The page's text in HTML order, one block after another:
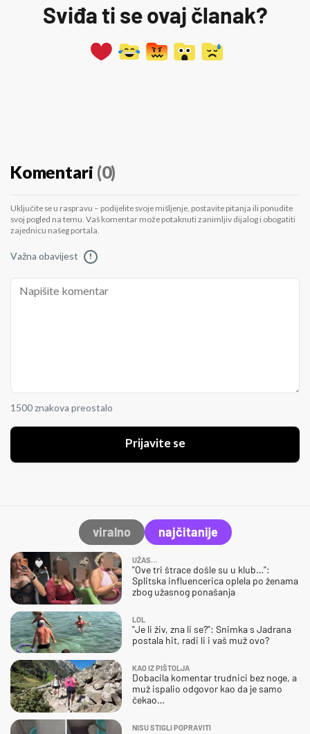
Sviđa ti se ovaj članak?
Komentari (0)
Uključite se u raspravu – podijelite svoje mišljenje, postavite pitanja ili ponudite
svoj pogled na temu. Vaš komentar može potaknuti zanimljiv dijalog i obogatiti
zajednicu našeg portala.
Važna obavijest !
1500 znakova preostalo
Prijavite se
viralno najčitanije
UŽAS…
"Ove tri štrace došle su u klub…":
Splitska influencerica oplela po ženama
zbog užasnog ponašanja
LOL
"Je li živ, zna li se?": Snimka s Jadrana
postala hit, radi li i vaš muž ovo?
KAO IZ PIŠTOLJA
Dobacila komentar trudnici bez noge, a
muž ispalio odgovor kao da je samo
čekao…
NISU STIGLI POPRAVITI